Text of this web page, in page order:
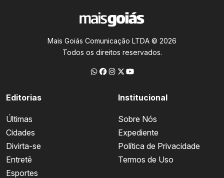
Mais Goiás Comunicação LTDA © 2026
Todos os direitos reservados.
Editorias
Últimas
Cidades
Divirta-se
Entretê
Esportes
Institucional
Sobre Nós
Expediente
Política de Privacidade
Termos de Uso